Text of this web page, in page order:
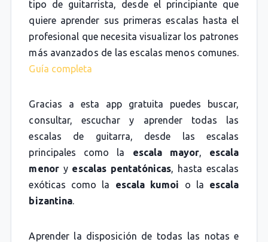
tipo de guitarrista, desde el principiante que
quiere aprender sus primeras escalas hasta el
profesional que necesita visualizar los patrones
más avanzados de las escalas menos comunes.
Guía completa
Gracias a esta app gratuita puedes buscar,
consultar, escuchar y aprender todas las
escalas de guitarra, desde las escalas
principales como la escala mayor, escala
menory escalas pentatónicas, hasta escalas
exóticas como la escala kumoi o la escala
bizantina.
Aprender la disposición de todas las notas e